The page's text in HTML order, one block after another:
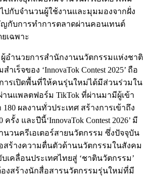
ปกับจำนวนผู้ใช้งานและมุมมองจากฝั่ง
กับการทำการตลาดผ่านคอนเทนต์
เฉพาะ
อำนวยการสำนักงานนวัตกรรมแห่งชาติ
สำเร็จของ ‘InnovaTok Contest 2025’ ถือ
ารเปิดพื้นที่ให้คนรุ่นใหม่ได้มีส่วนร่วมใน
านแพลตฟอร์ม TikTok ที่ผ่านมามีผู้เข้า
180 ผลงานทั่วประเทศ สร้างการเข้าถึง
ครั้ง และปีนี้‘InnovaTok Contest 2026’ มี
นวนครีเอเตอร์สายนวัตกรรม ซึ่งปัจจุบัน
สร้างความตื่นตัวด้านนวัตกรรมในสังคม
เคลื่อนประเทศไทยสู่ ‘ชาตินวัตกรรม’
งสร้างนักสื่อสารนวัตกรรมรุ่นใหม่ที่มี